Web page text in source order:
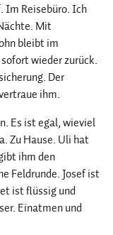
Im Reisebüro. Ich
Mit
bleibt im
wieder zurück.
Der
ihm.
Es ist egal, wieviel
Zu Hause. Uli hat
ihm den
Feldrunde. Josef ist
ist flüssig und
Einatmen und